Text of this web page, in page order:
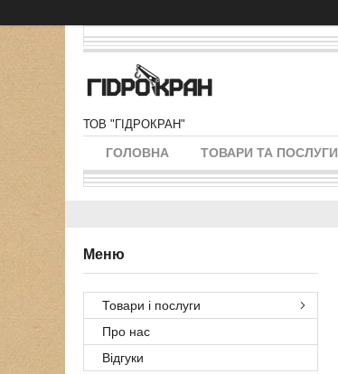
ТОВ "ГІДРОКРАН"
ГОЛОВНА ТОВАРИ ТА ПОСЛУГИ
Товари і послуги
Про нас
Відгуки